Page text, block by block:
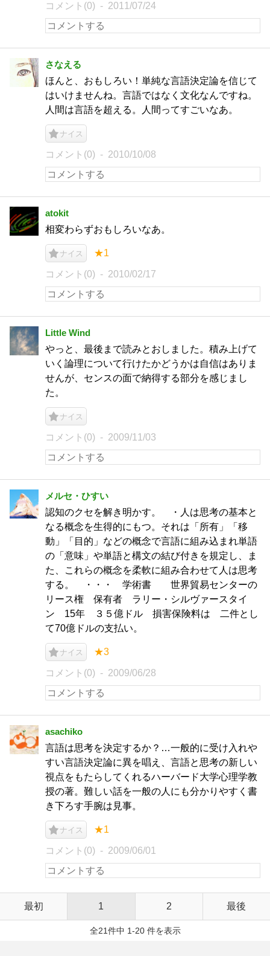
コメント(0) 2011/07/24
さなえる
ほんと、おもしろい！単純な言語決定論を信じて
はいけませんね。言語ではなく文化なんですね。
人間は言語を超える。人間ってすごいなあ。
ナイス
コメント(0) 2010/10/08
atokit
相変わらずおもしろいなあ。
ナイス ★1
コメント(0) 2010/02/17
Little Wind
やっと、最後まで読みとおしました。積み上げて
いく論理について行けたかどうかは自信はありま
せんが、センスの面で納得する部分を感じまし
た。
ナイス
コメント(0) 2009/11/03
メルセ・ひすい
認知のクセを解き明かす。 ・人は思考の基本と
なる概念を生得的にもつ。それは「所有」「移
動」「目的」などの概念で言語に組み込まれ単語
の「意味」や単語と構文の結び付きを規定し、ま
た、これらの概念を柔軟に組み合わせて人は思考
する。 ・・・ 学術書 世界貿易センターの
リース権 保有者 ラリー・シルヴァースタイ
ン 15年 ３５億ドル 損害保険料は 二件とし
て70億ドルの支払い。
ナイス ★3
コメント(0) 2009/06/28
asachiko
言語は思考を決定するか？…一般的に受け入れや
すい言語決定論に異を唱え、言語と思考の新しい
視点をもたらしてくれるハーバード大学心理学教
授の著。難しい話を一般の人にも分かりやすく書
き下ろす手腕は見事。
ナイス ★1
コメント(0) 2009/06/01
最初 1 2 最後
全21件中 1-20 件を表示